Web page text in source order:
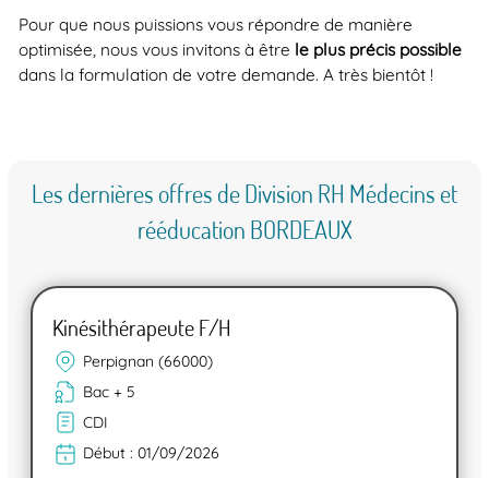
Pour que nous puissions vous répondre de manière
optimisée, nous vous invitons à être le plus précis possible
dans la formulation de votre demande. A très bientôt !
Les dernières offres de Division RH Médecins et
rééducation BORDEAUX
Kinésithérapeute F/H
Perpignan (66000)
Bac + 5
CDI
Début : 01/09/2026